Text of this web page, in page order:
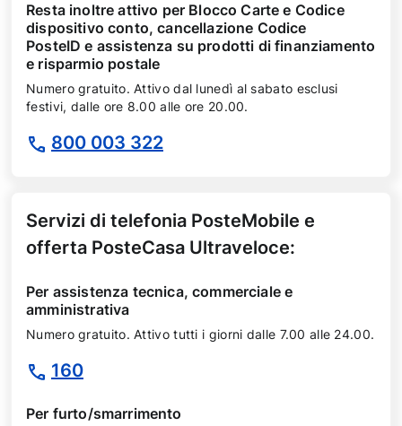
Resta inoltre attivo per Blocco Carte e Codice
dispositivo conto, cancellazione Codice
PosteID e assistenza su prodotti di finanziamento
e risparmio postale
Numero gratuito. Attivo dal lunedì al sabato esclusi
festivi, dalle ore 8.00 alle ore 20.00.
800 003 322
Servizi di telefonia PosteMobile e
offerta PosteCasa Ultraveloce:
Per assistenza tecnica, commerciale e
amministrativa
Numero gratuito. Attivo tutti i giorni dalle 7.00 alle 24.00.
160
Per furto/smarrimento